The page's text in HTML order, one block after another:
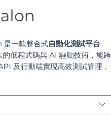
一款整合式自動化測試平台
的低程式碼與 AI 驅動技術，能跨
及行動端實現高效測試管理，